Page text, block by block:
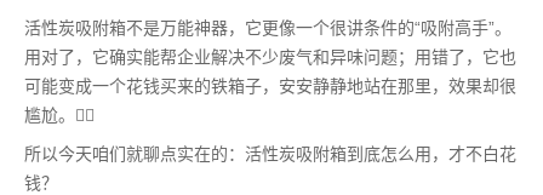
活性炭吸附箱不是万能神器，它更像一个很讲条件的“吸附高手”。
用对了，它确实能帮企业解决不少废气和异味问题；用错了，它也
可能变成一个花钱买来的铁箱子，安安静静地站在那里，效果却很
尴尬。😵‍💫
所以今天咱们就聊点实在的：活性炭吸附箱到底怎么用，才不白花
钱？